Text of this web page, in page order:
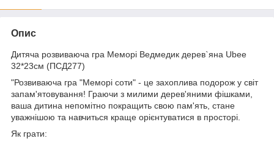
Опис
Дитяча розвиваюча гра Меморі Ведмедик дерев`яна Ubee
32*23см (ПСД277)
"Розвиваюча гра "Меморі соти" - це захоплива подорож у світ
запам'ятовування! Граючи з милими дерев'яними фішками,
ваша дитина непомітно покращить свою пам'ять, стане
уважнішою та навчиться краще орієнтуватися в просторі.
Як грати: